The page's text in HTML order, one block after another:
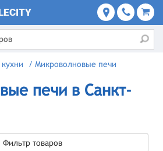
/ Микроволновые печи
печи в Санкт-
Фильтр товаров